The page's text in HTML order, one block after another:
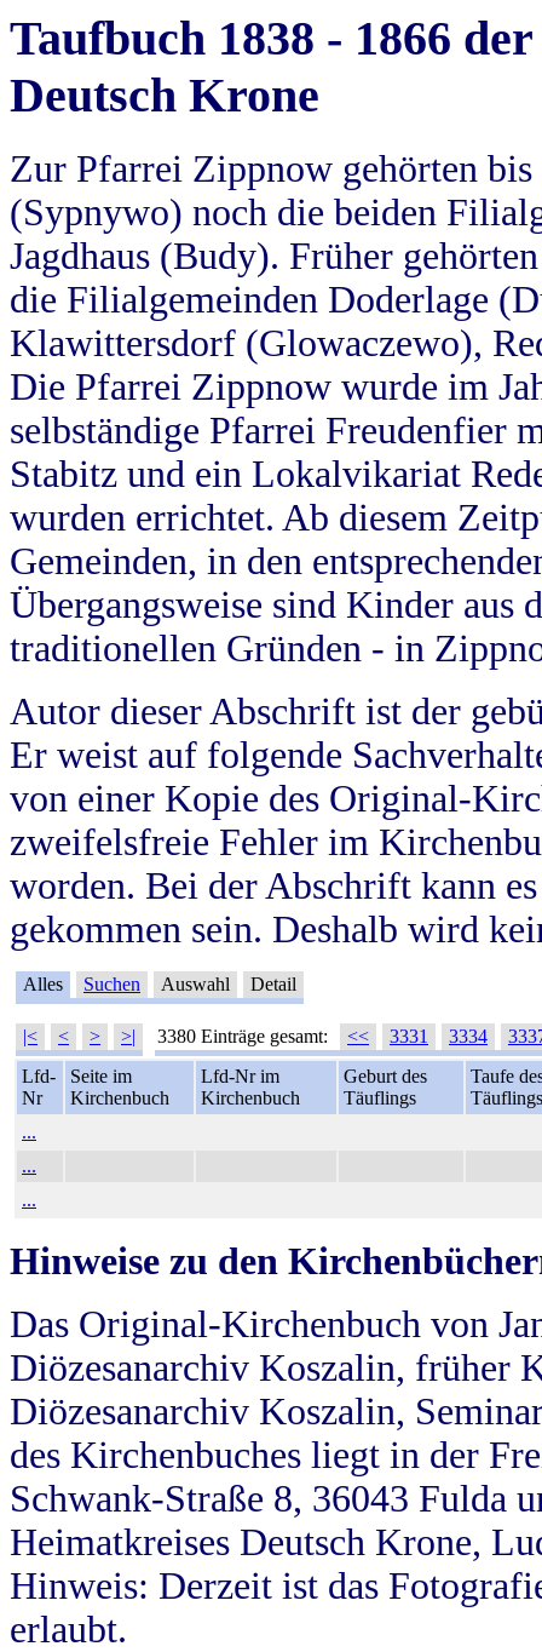
Taufbuch 1838 - 1866
Deutsch Krone
Zur Pfarrei Zippnow gehörten
(Sypnywo) noch die beiden
Jagdhaus (Budy). Früher
die Filialgemeinden Doderlage
Klawittersdorf (Glowaczewo),
Die Pfarrei Zippnow wurde im
selbständige Pfarrei Freudenfier
Stabitz und ein Lokalvikariat
wurden errichtet. Ab diesem
Gemeinden, in den
Übergangsweise sind Kinder aus
traditionellen Gründen - in
Autor dieser Abschrift ist der
Er weist auf folgende
von einer Kopie des Original-
zweifelsfreie Fehler im
worden. Bei der Abschrift kann
gekommen sein. Deshalb wird
Alles Suchen Auswahl Detail
|< < > >| 3380 Einträge gesamt: << 3331 3334
Lfd-
Nr
Seite im
Kirchenbuch
Lfd-Nr im
Kirchenbuch
Geburt des
Täuflings
Taufe
Täuflings
...
...
...
Hinweise zu den
Das Original-Kirchenbuch von
Diözesanarchiv Koszalin, früher
Diözesanarchiv Koszalin,
des Kirchenbuches liegt in der
Schwank-Straße 8, 36043 Fulda
Heimatkreises Deutsch Krone,
Hinweis: Derzeit ist das
erlaubt.